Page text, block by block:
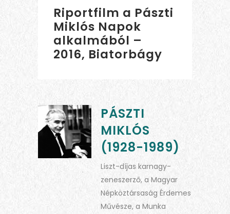
Riportfilm a Pászti
Miklós Napok
alkalmából –
2016, Biatorbágy
PÁSZTI
MIKLÓS
(1928-1989)
Liszt-díjas karnagy-
zeneszerző, a Magyar
Népköztársaság Érdemes
Művésze, a Munka